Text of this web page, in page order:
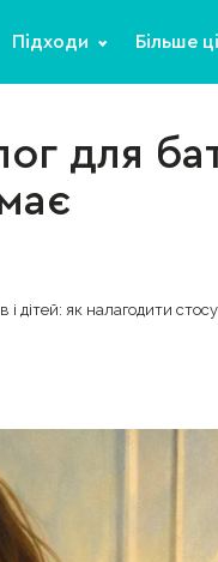
Підходи Більше
для
і дітей: як налагодити